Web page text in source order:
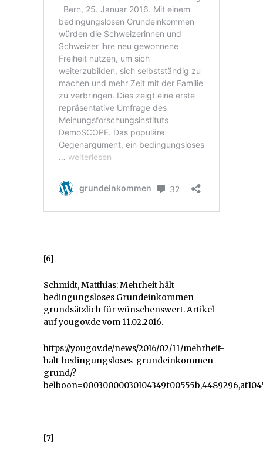
[6]
Schmidt, Matthias: Mehrheit hält
bedingungsloses Grundeinkommen
grundsätzlich für wünschenswert. Artikel
auf yougov.de vom 11.02.2016.
https://yougov.de/news/2016/02/11/mehrheit-
halt-bedingungsloses-grundeinkommen-
grund/?
[7]